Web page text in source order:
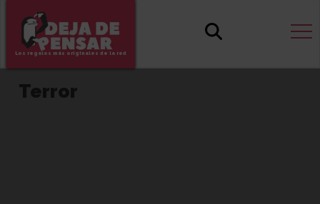
Los regalos más originales de la red
Terror